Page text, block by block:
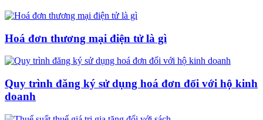
Hoá đơn thương mại điện tử là gì
Quy trình đăng ký sử dụng hoá đơn đối với hộ kinh
doanh